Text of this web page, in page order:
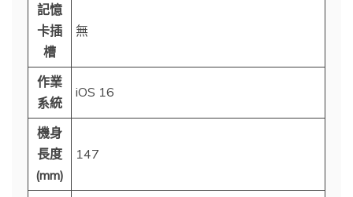
記憶
卡插
槽
無
作業
系統
iOS 16
機身
長度
(mm)
147